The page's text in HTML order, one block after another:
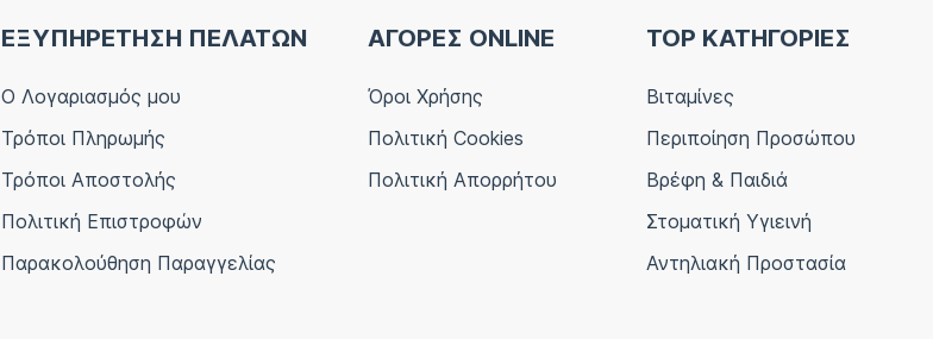
ΕΞΥΠΗΡΕΤΗΣΗ ΠΕΛΑΤΩΝ
Ο Λογαριασμός μου
Τρόποι Πληρωμής
Τρόποι Αποστολής
Πολιτική Επιστροφών
Παρακολούθηση Παραγγελίας
ΑΓΟΡΕΣ ONLINE
Όροι Χρήσης
Πολιτική Cookies
Πολιτική Απορρήτου
TOP ΚΑΤΗΓΟΡΙΕΣ
Βιταμίνες
Περιποίηση Προσώπου
Βρέφη & Παιδιά
Στοματική Υγιεινή
Αντηλιακή Προστασία